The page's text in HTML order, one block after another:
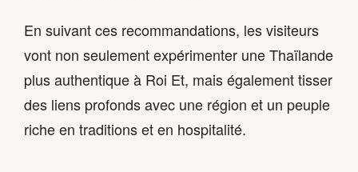
En suivant ces recommandations, les visiteurs
vont non seulement expérimenter une Thaïlande
plus authentique à Roi Et, mais également tisser
des liens profonds avec une région et un peuple
riche en traditions et en hospitalité.